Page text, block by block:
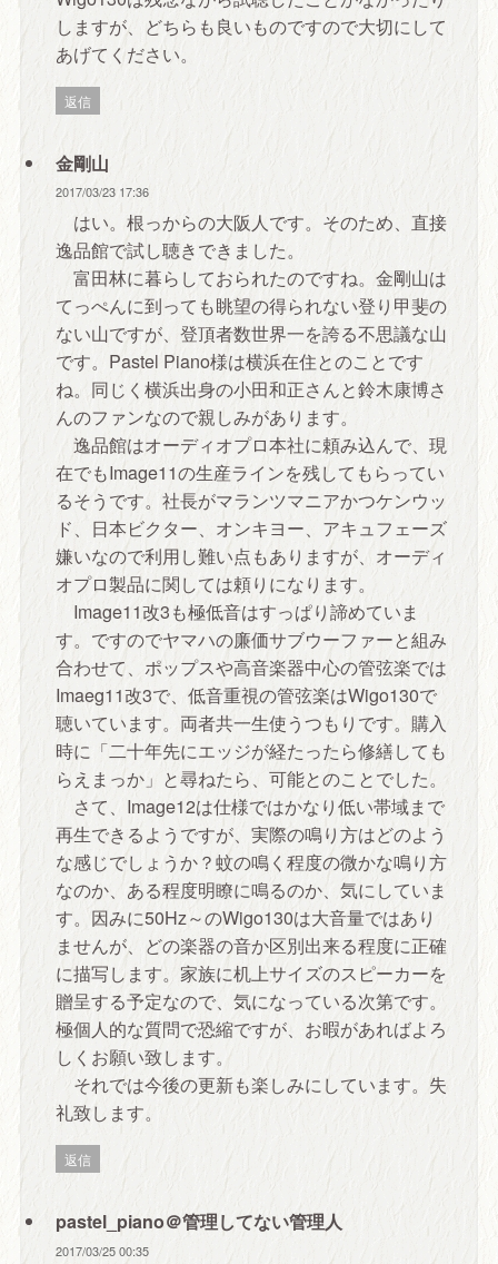
しますが、どちらも良いものですので大切にして
あげてください。
返信
金剛山
2017/03/23 17:36
はい。根っからの大阪人です。そのため、直接
逸品館で試し聴きできました。
富田林に暮らしておられたのですね。金剛山は
てっぺんに到っても眺望の得られない登り甲斐の
ない山ですが、登頂者数世界一を誇る不思議な山
です。Pastel Piano様は横浜在住とのことです
ね。同じく横浜出身の小田和正さんと鈴木康博さ
んのファンなので親しみがあります。
逸品館はオーディオプロ本社に頼み込んで、現
在でもImage11の生産ラインを残してもらってい
るそうです。社長がマランツマニアかつケンウッ
ド、日本ビクター、オンキヨー、アキュフェーズ
嫌いなので利用し難い点もありますが、オーディ
オプロ製品に関しては頼りになります。
Image11改3も極低音はすっぱり諦めていま
す。ですのでヤマハの廉価サブウーファーと組み
合わせて、ポップスや高音楽器中心の管弦楽では
Imaeg11改3で、低音重視の管弦楽はWigo130で
聴いています。両者共一生使うつもりです。購入
時に「二十年先にエッジが経たったら修繕しても
らえまっか」と尋ねたら、可能とのことでした。
さて、Image12は仕様ではかなり低い帯域まで
再生できるようですが、実際の鳴り方はどのよう
な感じでしょうか？蚊の鳴く程度の微かな鳴り方
なのか、ある程度明瞭に鳴るのか、気にしていま
す。因みに50Hz～のWigo130は大音量ではあり
ませんが、どの楽器の音か区別出来る程度に正確
に描写します。家族に机上サイズのスピーカーを
贈呈する予定なので、気になっている次第です。
極個人的な質問で恐縮ですが、お暇があればよろ
しくお願い致します。
それでは今後の更新も楽しみにしています。失
礼致します。
返信
pastel_piano＠管理してない管理人
2017/03/25 00:35